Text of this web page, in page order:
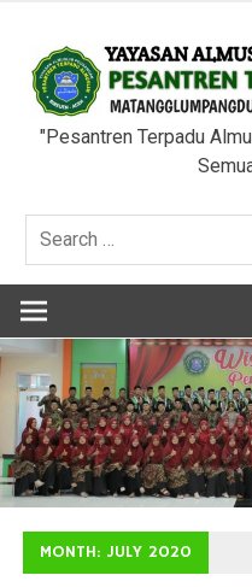
content
"Pesantren Terpadu
MONTH: JULY 2020